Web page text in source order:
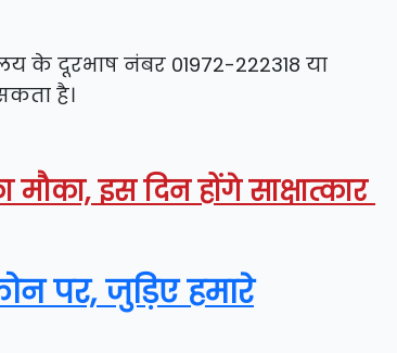
के दूरभाष नंबर 01972-222318 या
है।
इस दिन होंगे साक्षात्कार
पर, जुड़िए हमारे